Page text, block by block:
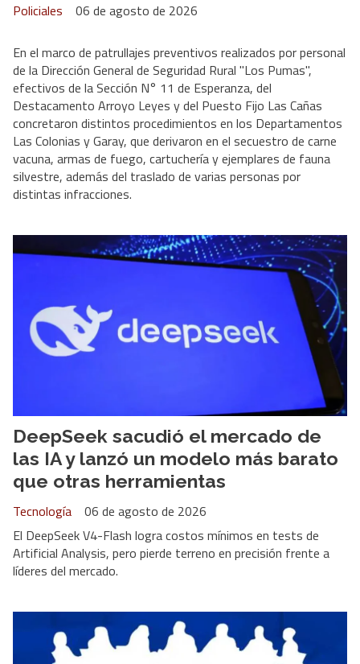
Policiales 06 de agosto de 2026
En el marco de patrullajes preventivos realizados por personal
de la Dirección General de Seguridad Rural "Los Pumas",
efectivos de la Sección N° 11 de Esperanza, del
Destacamento Arroyo Leyes y del Puesto Fijo Las Cañas
concretaron distintos procedimientos en los Departamentos
Las Colonias y Garay, que derivaron en el secuestro de carne
vacuna, armas de fuego, cartuchería y ejemplares de fauna
silvestre, además del traslado de varias personas por
distintas infracciones.
DeepSeek sacudió el mercado de
las IA y lanzó un modelo más barato
que otras herramientas
Tecnología
06 de agosto de 2026
El DeepSeek V4-Flash logra costos mínimos en tests de
Artificial Analysis, pero pierde terreno en precisión frente a
líderes del mercado.